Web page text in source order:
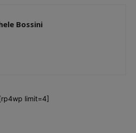
Bossini
limit=4]